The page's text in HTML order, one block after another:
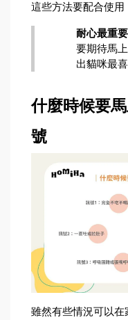
這些方法要配合使用
耐心最重要
要期待馬
出貓咪最喜
什麼時候要
號
雖然有些情況可以